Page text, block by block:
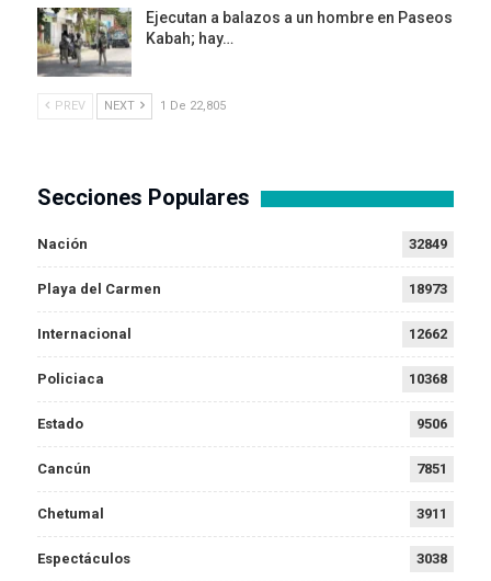
Ejecutan a balazos a un hombre en Paseos
Kabah; hay…
PREV NEXT 1 De 22,805
Secciones Populares
Nación 32849
Playa del Carmen 18973
Internacional 12662
Policiaca 10368
Estado 9506
Cancún 7851
Chetumal 3911
Espectáculos 3038